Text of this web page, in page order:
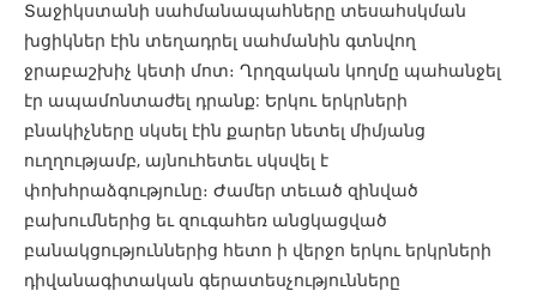
Տաջիկստանի սահմանապահները տեսահսկման
խցիկներ էին տեղադրել սահմանին գտնվող
ջրաբաշխիչ կետի մոտ։ Ղրղզական կողմը պահանջել
էր ապամոնտաժել դրանք: Երկու երկրների
բնակիչները սկսել էին քարեր նետել միմյանց
ուղղությամբ, այնուհետեւ սկսվել է
փոխհրաձգությունը։ Ժամեր տեւած զինված
բախումներից եւ զուգահեռ անցկացված
բանակցություններից հետո ի վերջո երկու երկրների
դիվանագիտական գերատեսչությունները